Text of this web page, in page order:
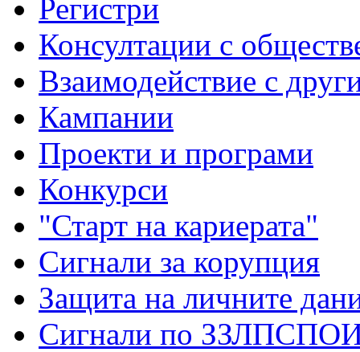
Регистри
Консултации с
Взаимодействие с
Кампании
Проекти и програми
Конкурси
"Старт на кариерата"
Сигнали за корупция
Защита на личните
Сигнали по